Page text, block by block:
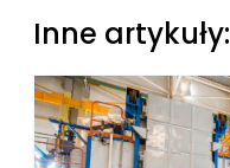
Inne artykuły: